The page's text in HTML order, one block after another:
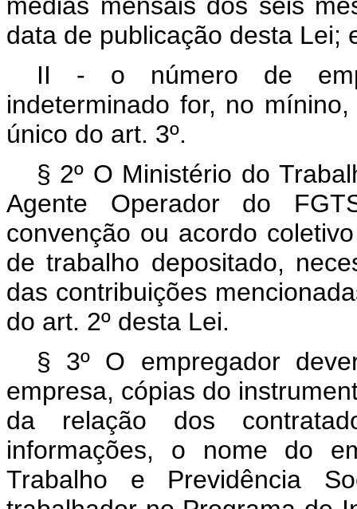
data de publicação desta Lei;
II - o número de
indeterminado for, no
único do art. 3º.
§ 2º O Ministério do
Agente Operador do
convenção ou acordo
de trabalho depositado,
das contribuições
do art. 2º desta Lei.
§ 3º O empregador
empresa, cópias do
da relação dos
informações, o nome do
Trabalho e Previdência